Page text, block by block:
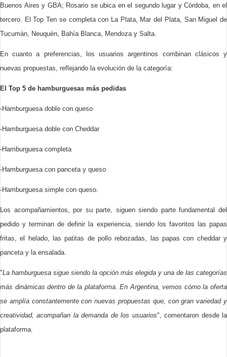
Buenos Aires y GBA; Rosario se ubica en el segundo lugar y Córdoba, en el
tercero. El Top Ten se completa con La Plata, Mar del Plata, San Miguel de
Tucumán, Neuquén, Bahía Blanca, Mendoza y Salta.
En cuanto a preferencias, los usuarios argentinos combinan clásicos y
nuevas propuestas, reflejando la evolución de la categoría:
El Top 5 de hamburguesas más pedidas
-Hamburguesa doble con queso
-Hamburguesa doble con Cheddar
-Hamburguesa completa
-Hamburguesa con panceta y queso
-Hamburguesa simple con queso.
Los acompañamientos, por su parte, siguen siendo parte fundamental del
pedido y terminan de definir la experiencia, siendo los favoritos las papas
fritas, el helado, las patitas de pollo rebozadas, las papas con cheddar y
panceta y la ensalada.
"La hamburguesa sigue siendo la opción más elegida y una de las categorías
más dinámicas dentro de la plataforma. En Argentina, vemos cómo la oferta
se amplía constantemente con nuevas propuestas que, con gran variedad y
creatividad, acompañan la demanda de los usuarios", comentaron desde la
plataforma.